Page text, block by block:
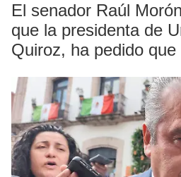
El senador Raúl
que la presidenta de
Quiroz, ha pedido